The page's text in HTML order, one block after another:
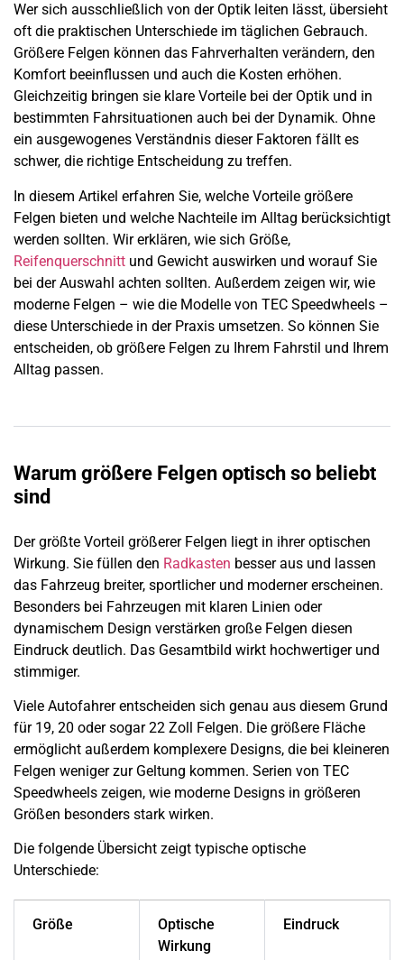
Wer sich ausschließlich von der Optik leiten lässt, übersieht
oft die praktischen Unterschiede im täglichen Gebrauch.
Größere Felgen können das Fahrverhalten verändern, den
Komfort beeinflussen und auch die Kosten erhöhen.
Gleichzeitig bringen sie klare Vorteile bei der Optik und in
bestimmten Fahrsituationen auch bei der Dynamik. Ohne
ein ausgewogenes Verständnis dieser Faktoren fällt es
schwer, die richtige Entscheidung zu treffen.
In diesem Artikel erfahren Sie, welche Vorteile größere
Felgen bieten und welche Nachteile im Alltag berücksichtigt
werden sollten. Wir erklären, wie sich Größe,
Reifenquerschnitt und Gewicht auswirken und worauf Sie
bei der Auswahl achten sollten. Außerdem zeigen wir, wie
moderne Felgen – wie die Modelle von TEC Speedwheels –
diese Unterschiede in der Praxis umsetzen. So können Sie
entscheiden, ob größere Felgen zu Ihrem Fahrstil und Ihrem
Alltag passen.
Warum größere Felgen optisch so beliebt
sind
Der größte Vorteil größerer Felgen liegt in ihrer optischen
Wirkung. Sie füllen den Radkasten besser aus und lassen
das Fahrzeug breiter, sportlicher und moderner erscheinen.
Besonders bei Fahrzeugen mit klaren Linien oder
dynamischem Design verstärken große Felgen diesen
Eindruck deutlich. Das Gesamtbild wirkt hochwertiger und
stimmiger.
Viele Autofahrer entscheiden sich genau aus diesem Grund
für 19, 20 oder sogar 22 Zoll Felgen. Die größere Fläche
ermöglicht außerdem komplexere Designs, die bei kleineren
Felgen weniger zur Geltung kommen. Serien von TEC
Speedwheels zeigen, wie moderne Designs in größeren
Größen besonders stark wirken.
Die folgende Übersicht zeigt typische optische
Unterschiede:
Größe
Optische
Wirkung
Eindruck